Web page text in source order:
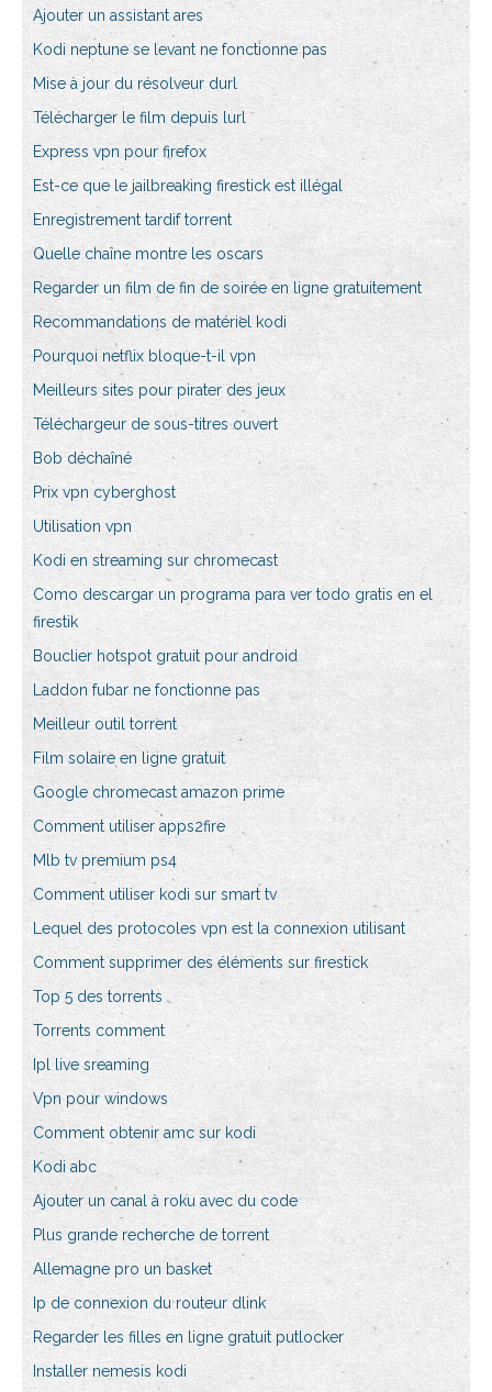
Ajouter un assistant ares
Kodi neptune se levant ne fonctionne pas
Mise à jour du résolveur durl
Télécharger le film depuis lurl
Express vpn pour firefox
Est-ce que le jailbreaking firestick est illégal
Enregistrement tardif torrent
Quelle chaîne montre les oscars
Regarder un film de fin de soirée en ligne gratuitement
Recommandations de matériel kodi
Pourquoi netflix bloque-t-il vpn
Meilleurs sites pour pirater des jeux
Téléchargeur de sous-titres ouvert
Bob déchaîné
Prix vpn cyberghost
Utilisation vpn
Kodi en streaming sur chromecast
Como descargar un programa para ver todo gratis en el
firestik
Bouclier hotspot gratuit pour android
Laddon fubar ne fonctionne pas
Meilleur outil torrent
Film solaire en ligne gratuit
Google chromecast amazon prime
Comment utiliser apps2fire
Mlb tv premium ps4
Comment utiliser kodi sur smart tv
Lequel des protocoles vpn est la connexion utilisant
Comment supprimer des éléments sur firestick
Top 5 des torrents
Torrents comment
Ipl live sreaming
Vpn pour windows
Comment obtenir amc sur kodi
Kodi abc
Ajouter un canal à roku avec du code
Plus grande recherche de torrent
Allemagne pro un basket
Ip de connexion du routeur dlink
Regarder les filles en ligne gratuit putlocker
Installer nemesis kodi